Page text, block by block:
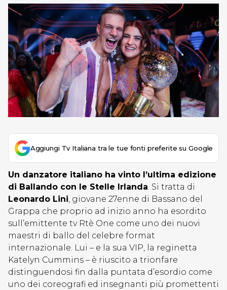
Aggiungi Tv Italiana tra le tue fonti preferite su Google
Un danzatore italiano ha vinto l’ultima edizione
di Ballando con le Stelle Irlanda. Si tratta di
Leonardo Lini, giovane 27enne di Bassano del
Grappa che proprio ad inizio anno ha esordito
sull’emittente tv Rtè One come uno dei nuovi
maestri di ballo del celebre format
internazionale. Lui – e la sua VIP, la reginetta
Katelyn Cummins – è riuscito a trionfare
distinguendosi fin dalla puntata d’esordio come
uno dei coreografi ed insegnanti più promettenti